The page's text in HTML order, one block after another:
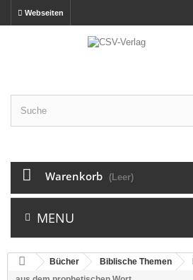
Webseiten
Warenkorb (Leer)
MENU
Bücher Biblische Themen